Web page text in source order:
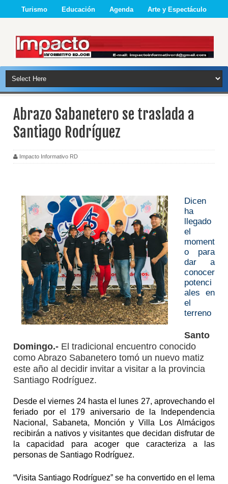
Turismo Educación Agenda Arte y Espectáculo
Abrazo Sabanetero se traslada a
Santiago Rodríguez
Impacto Informativo RD
Dicen
ha
llegado
el
moment
o para
dar a
conocer
potenci
ales en
el
terreno
Santo
Domingo.- El tradicional encuentro conocido
como Abrazo Sabanetero tomó un nuevo matiz
este año al decidir invitar a visitar a la provincia
Santiago Rodríguez.
Desde el viernes 24 hasta el lunes 27, aprovechando el
feriado por el 179 aniversario de la Independencia
Nacional, Sabaneta, Monción y Villa Los Almácigos
recibirán a nativos y visitantes que decidan disfrutar de
la capacidad para acoger que caracteriza a las
personas de Santiago Rodríguez.
“Visita Santiago Rodríguez” se ha convertido en el lema